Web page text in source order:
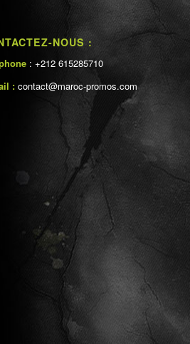
NOUS :
: +212 615285710
: contact@maroc-promos.com